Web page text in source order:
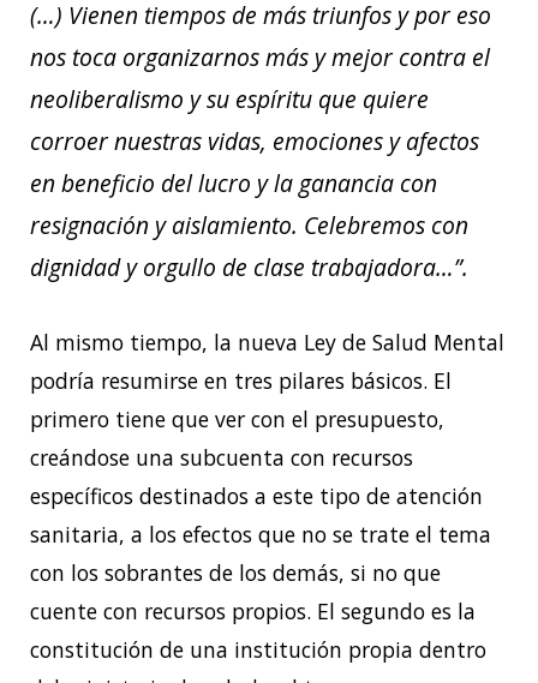
(…) Vienen tiempos de más triunfos y por eso
nos toca organizarnos más y mejor contra el
neoliberalismo y su espíritu que quiere
corroer nuestras vidas, emociones y afectos
en beneficio del lucro y la ganancia con
resignación y aislamiento. Celebremos con
dignidad y orgullo de clase trabajadora…”.
Al mismo tiempo, la nueva Ley de Salud Mental
podría resumirse en tres pilares básicos. El
primero tiene que ver con el presupuesto,
creándose una subcuenta con recursos
específicos destinados a este tipo de atención
sanitaria, a los efectos que no se trate el tema
con los sobrantes de los demás, si no que
cuente con recursos propios. El segundo es la
constitución de una institución propia dentro